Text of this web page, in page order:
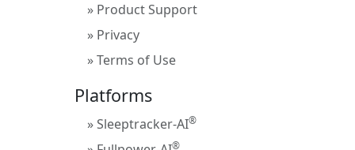
» Product Support
» Privacy
» Terms of Use
Platforms
» Sleeptracker-AI®
®